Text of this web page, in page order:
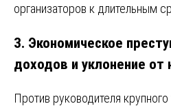
организаторов к длительным
3. Экономическое
доходов и уклонение от
Против руководителя